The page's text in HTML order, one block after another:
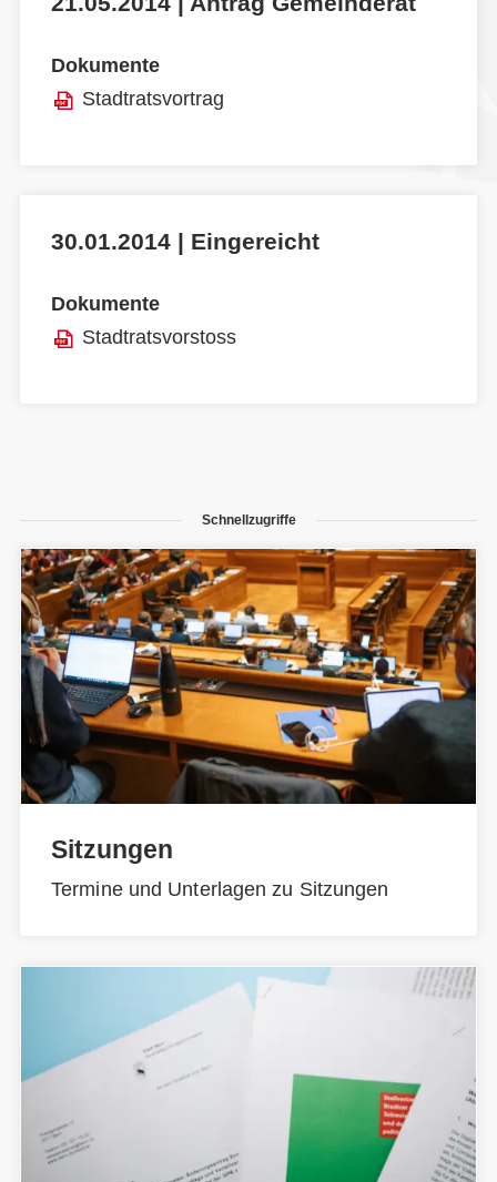
Dokumente
Stadtratsvortrag
30.01.2014 | Eingereicht
Dokumente
Stadtratsvorstoss
Schnellzugriffe
Sitzungen
Termine und Unterlagen zu Sitzungen